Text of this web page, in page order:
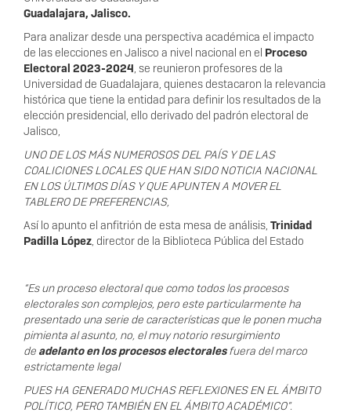
Guadalajara, Jalisco.
Para analizar desde una perspectiva académica el impacto
de las elecciones en Jalisco a nivel nacional en el Proceso
Electoral 2023-2024, se reunieron profesores de la
Universidad de Guadalajara, quienes destacaron la relevancia
histórica que tiene la entidad para definir los resultados de la
elección presidencial, ello derivado del padrón electoral de
Jalisco,
UNO DE LOS MÁS NUMEROSOS DEL PAÍS Y DE LAS
COALICIONES LOCALES QUE HAN SIDO NOTICIA NACIONAL
EN LOS ÚLTIMOS DÍAS Y QUE APUNTEN A MOVER EL
TABLERO DE PREFERENCIAS,
Así lo apunto el anfitrión de esta mesa de análisis, Trinidad
Padilla López, director de la Biblioteca Pública del Estado
“Es un proceso electoral que como todos los procesos
electorales son complejos, pero este particularmente ha
presentado una serie de características que le ponen mucha
pimienta al asunto, no, el muy notorio resurgimiento
de adelanto en los procesos electoralesfuera del marco
estrictamente legal
PUES HA GENERADO MUCHAS REFLEXIONES EN EL ÁMBITO
POLÍTICO, PERO TAMBIÉN EN EL ÁMBITO ACADÉMICO”.